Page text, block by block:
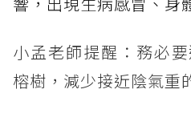
小孟老師提醒：務必
榕樹，減少接近陰氣重